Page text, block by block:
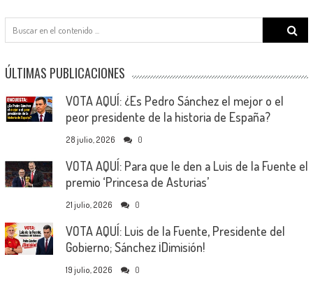
Search
for:
ÚLTIMAS PUBLICACIONES
VOTA AQUÍ: ¿Es Pedro Sánchez el mejor o el
peor presidente de la historia de España?
28 julio, 2026 0
VOTA AQUÍ: Para que le den a Luis de la Fuente el
premio ‘Princesa de Asturias’
21 julio, 2026 0
VOTA AQUÍ: Luis de la Fuente, Presidente del
Gobierno; Sánchez ¡Dimisión!
19 julio, 2026 0